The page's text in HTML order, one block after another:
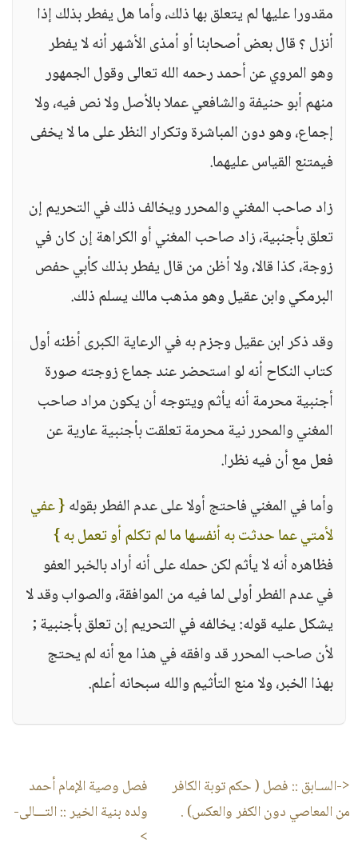
مقدورا عليها لم يتعلق بها ذلك، وأما هل يفطر بذلك إذا
أنزل ؟ قال بعض أصحابنا أو أمذى الأشهر أنه لا يفطر
وهو المروي عن أحمد رحمه الله تعالى وقول الجمهور
منهم أبو حنيفة والشافعي عملا بالأصل ولا نص فيه، ولا
إجماع، وهو دون المباشرة وتكرار النظر على ما لا يخفى
فيمتنع القياس عليهما.
زاد صاحب المغني والمحرر ويخالف ذلك في التحريم إن
تعلق بأجنبية، زاد صاحب المغني أو الكراهة إن كان في
زوجة، كذا قالا، ولا أظن من قال يفطر بذلك كأبي حفص
البرمكي وابن عقيل وهو مذهب مالك يسلم ذلك.
وقد ذكر ابن عقيل وجزم به في الرعاية الكبرى أظنه أول
كتاب النكاح أنه لو استحضر عند جماع زوجته صورة
أجنبية محرمة أنه يأثم ويتوجه أن يكون مراد صاحب
المغني والمحرر نية محرمة تعلقت بأجنبية عارية عن
فعل مع أن فيه نظرا.
وأما في المغني فاحتج أولا على عدم الفطر بقوله{ عفي
لأمتي عما حدثت به أنفسها ما لم تكلم أو تعمل به }
فظاهره أنه لا يأثم لكن حمله على أنه أراد بالخبر العفو
في عدم الفطر أولى لما فيه من الموافقة، والصواب وقد لا
يشكل عليه قوله: يخالفه في التحريم إن تعلق بأجنبية ;
لأن صاحب المحرر قد وافقه في هذا مع أنه لم يحتج
بهذا الخبر، ولا منع التأثيم والله سبحانه أعلم.
<-السـابق :: فصل ( حكم توبة الكافر
من المعاصي دون الكفر والعكس) .
فصل وصية الإمام أحمد
ولده بنية الخير:: التـــالى-
>